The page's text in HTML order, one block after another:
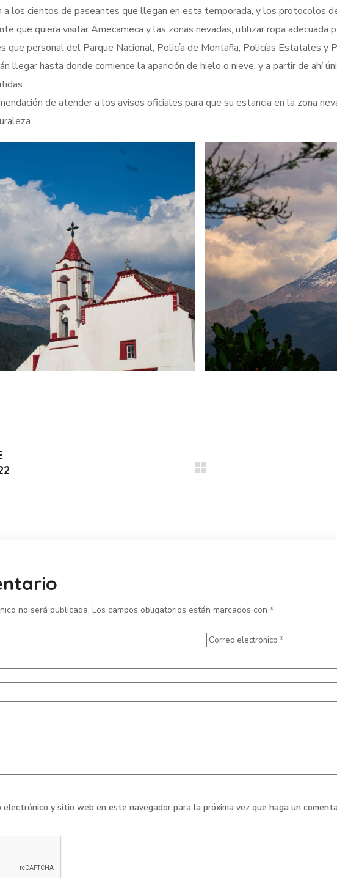
los cientos de paseantes que llegan en esta temporada, y los protocolos
que quiera visitar Amecameca y las zonas nevadas, utilizar ropa adecuada
que personal del Parque Nacional, Policía de Montaña, Policías Estatales y
llegar hasta donde comience la aparición de hielo o nieve, y a partir de ahí
de atender a los avisos oficiales para que su estancia en la zona
no será publicada. Los campos obligatorios están marcados con *
electrónico y sitio web en este navegador para la próxima vez que haga un